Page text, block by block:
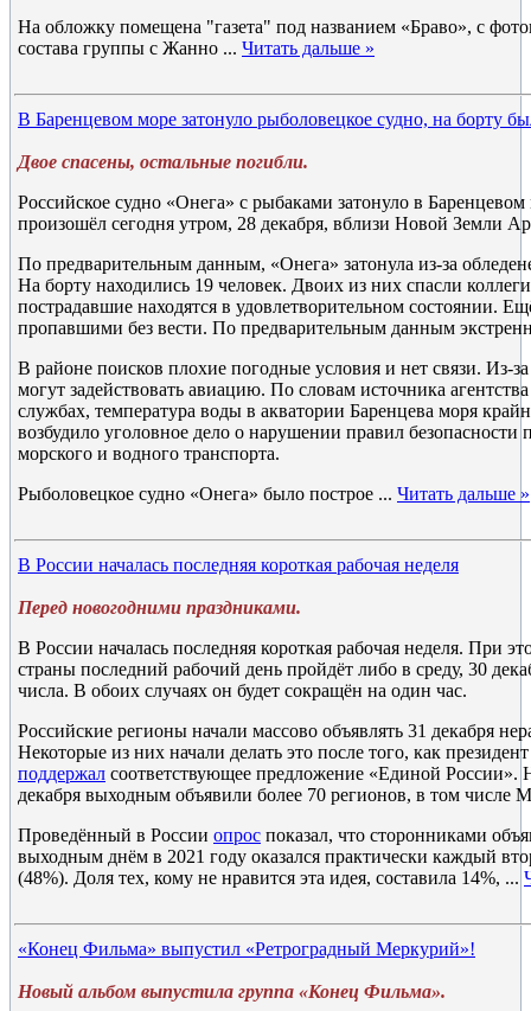
На обложку помещена "газета" под названием «Браво», с
состава группы с Жанно ... Читать дальше »
В Баренцевом море затонуло рыболовецкое судно, на борту
Двое спасены, остальные погибли.
Российское судно «Онега» с рыбаками затонуло в
произошёл сегодня утром, 28 декабря, вблизи Новой Земли
По предварительным данным, «Онега» затонула из-за
На борту находились 19 человек. Двоих из них спасли
пострадавшие находятся в удовлетворительном состоянии.
пропавшими без вести. По предварительным данным
В районе поисков плохие погодные условия и нет связи. Из-
могут задействовать авиацию. По словам источника
службах, температура воды в акватории Баренцева моря
возбудило уголовное дело о нарушении правил безопасности
морского и водного транспорта.
Рыболовецкое судно «Онега» было построе ... Читать дальше »
В России началась последняя короткая рабочая неделя
Перед новогодними праздниками.
В России началась последняя короткая рабочая неделя. При
страны последний рабочий день пройдёт либо в среду, 30
числа. В обоих случаях он будет сокращён на один час.
Российские регионы начали массово объявлять 31 декабря
Некоторые из них начали делать это после того, как
поддержал соответствующее предложение «Единой
декабря выходным объявили более 70 регионов, в том числе
Проведённый в России опрос показал, что сторонниками
выходным днём в 2021 году оказался практически каждый
(48%). Доля тех, кому не нравится эта идея, составила 14%, ...
«Конец Фильма» выпустил «Ретроградный Меркурий»!
Новый альбом выпустила группа «Конец Фильма».